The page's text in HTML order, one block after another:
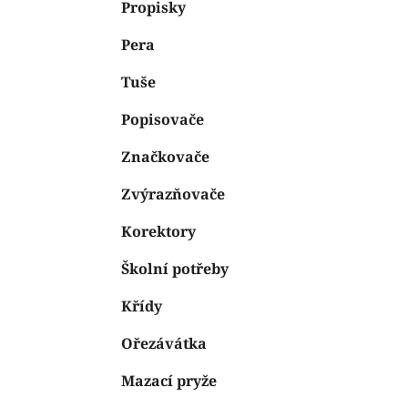
Propisky
Pera
Tuše
Popisovače
Značkovače
Zvýrazňovače
Korektory
Školní potřeby
Křídy
Ořezávátka
Mazací pryže